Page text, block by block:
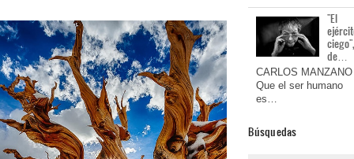
"El
de…
CARLOS MANZANO
Que el ser humano
es…
Búsquedas